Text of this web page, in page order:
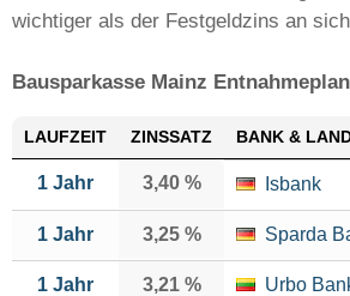
wichtiger als der Festgeldzins an
Bausparkasse Mainz
LAUFZEIT ZINSSATZ BANK &
1 Jahr 3,40 % Isbank
1 Jahr 3,25 % Sparda
1 Jahr 3,21 % Urbo